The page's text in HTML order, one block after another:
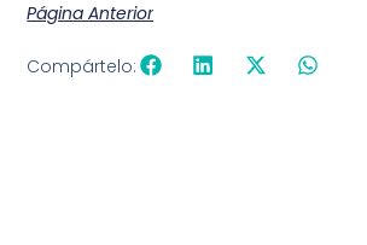
Página Anterior
Compártelo: